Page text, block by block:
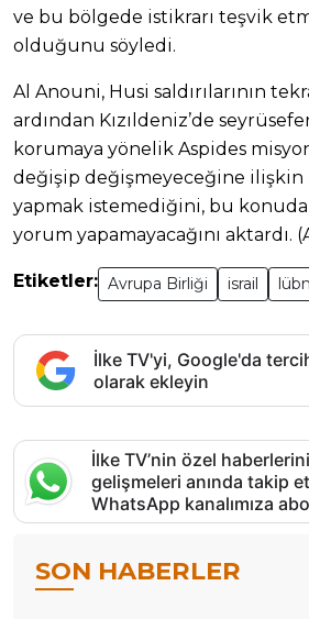
ve bu bölgede istikrarı teşvik
olduğunu söyledi.
Al Anouni, Husi saldırılarının
ardından Kızıldeniz’de
korumaya yönelik Aspides
değişip değişmeyeceğine ilişkin
yapmak istemediğini, bu konuda
yorum yapamayacağını aktardı.
Etiketler: Avrupa Birliği israil
İlke TV'yi, Google'da
olarak ekleyin
İlke TV’nin özel
gelişmeleri anında takip
WhatsApp kanalımıza
SON HABERLER